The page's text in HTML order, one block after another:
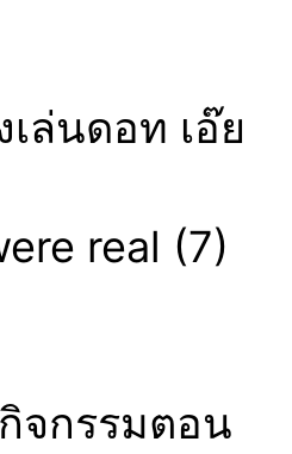
ล่นดอท เอ๊ย
จกรรมตอน